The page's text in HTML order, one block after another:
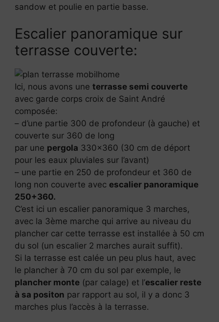
sandow et poulie en partie basse.
Escalier panoramique sur
terrasse couverte:
Ici, nous avons une terrasse semi couverte
avec garde corps croix de Saint André
composée:
– d’une partie 300 de profondeur (à gauche) et
couverte sur 360 de long
par une pergola 330×360 (30 cm de déport
pour les eaux pluviales sur l’avant)
– une partie en 250 de profondeur et 360 de
long non couverte avec escalier panoramique
250+360.
C’est ici un escalier panoramique 3 marches,
avec la 3ème marche qui arrive au niveau du
plancher car cette terrasse est installée à 50 cm
du sol (un escalier 2 marches aurait suffit).
Si la terrasse est calée un peu plus haut, avec
le plancher à 70 cm du sol par exemple, le
plancher monte (par calage) et l’escalier reste
à sa positon par rapport au sol, il y a donc 3
marches plus l’accès à la terrasse.